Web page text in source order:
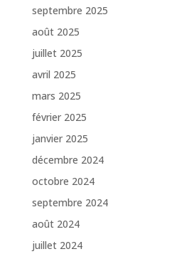
septembre 2025
août 2025
juillet 2025
avril 2025
mars 2025
février 2025
janvier 2025
décembre 2024
octobre 2024
septembre 2024
août 2024
juillet 2024